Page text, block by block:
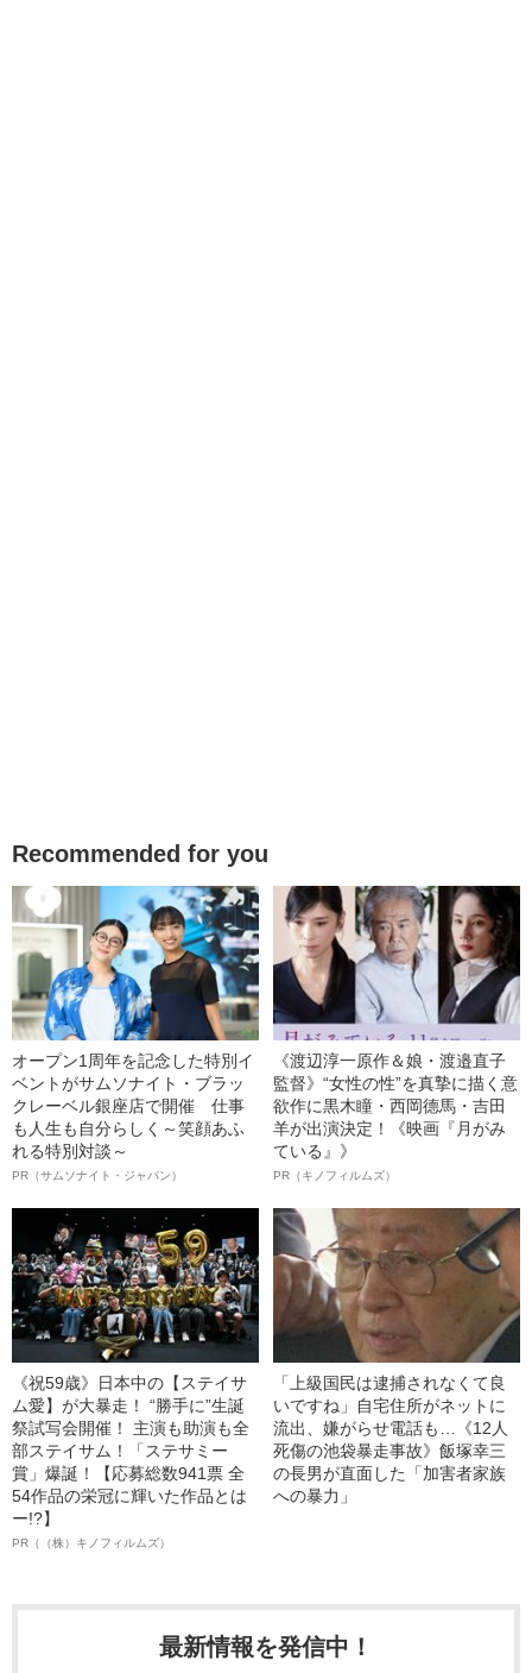
Recommended for you
オープン1周年を記念した特別イ
ベントがサムソナイト・ブラッ
クレーベル銀座店で開催 仕事
も人生も自分らしく～笑顔あふ
れる特別対談～
PR（サムソナイト・ジャパン）
《渡辺淳一原作＆娘・渡邉直子
監督》“女性の性”を真摯に描く意
欲作に黒木瞳・西岡德馬・吉田
羊が出演決定！《映画『月がみ
ている』》
PR（キノフィルムズ）
《祝59歳》日本中の【ステイサ
ム愛】が大暴走！ “勝手に”生誕
祭試写会開催！ 主演も助演も全
部ステイサム！「ステサミー
賞」爆誕！【応募総数941票 全
54作品の栄冠に輝いた作品とは
ー!?】
PR（（株）キノフィルムズ）
「上級国民は逮捕されなくて良
いですね」自宅住所がネットに
流出、嫌がらせ電話も…《12人
死傷の池袋暴走事故》飯塚幸三
の長男が直面した「加害者家族
への暴力」
最新情報を発信中！